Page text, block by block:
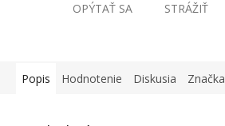
OPÝTAŤ SA STRÁŽIŤ
Popis Hodnotenie Diskusia Značka